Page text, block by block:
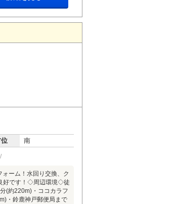
南
ーム！水回り交換、ク
好です！◇周辺環境◇徒
(約220m)・ココカラフ
・鈴鹿神戸郵便局まで